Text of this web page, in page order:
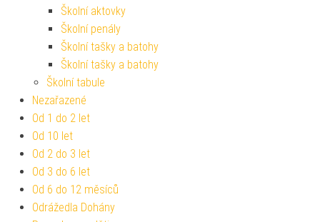
Školní aktovky
Školní penály
Školní tašky a batohy
Školní tašky a batohy
Školní tabule
Nezařazené
Od 1 do 2 let
Od 10 let
Od 2 do 3 let
Od 3 do 6 let
Od 6 do 12 měsíců
Odrážedla Dohány